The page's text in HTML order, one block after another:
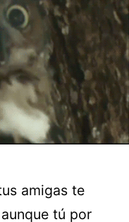
amigas te
tú por